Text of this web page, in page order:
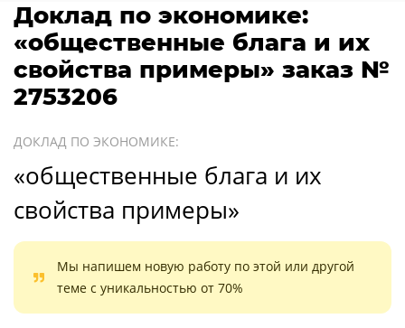
Доклад по экономике:
«общественные блага и их
свойства примеры» заказ №
2753206
ДОКЛАД ПО ЭКОНОМИКЕ:
«общественные блага и их
свойства примеры»
Мы напишем новую работу по этой или другой
теме с уникальностью от 70%